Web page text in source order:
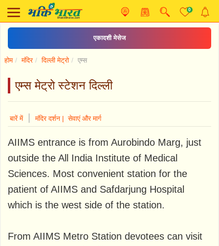
0
एकादशी मेसेज
होम मंदिर दिल्ली मेट्रो एम्स
एम्स मेट्रो स्टेशन दिल्ली
बारें में मंदिर दर्शन | सेवाएं और मार्ग
AIIMS entrance is from Aurobindo Marg, just
outside the All India Institute of Medical
Sciences. Most convenient station for the
patient of AIIMS and Safdarjung Hospital
which is the west side of the station.
From AIIMS Metro Station devotees can visit